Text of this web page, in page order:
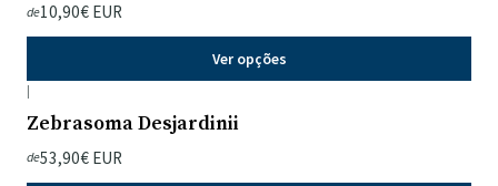
de10,90€ EUR
Ver opções
|
Zebrasoma Desjardinii
de53,90€ EUR